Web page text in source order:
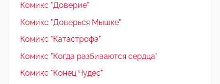
Комикс "Доверие"
Комикс "Доверься Мышке"
Комикс "Катастрофа"
Комикс "Когда разбиваются сердца"
Комикс "Конец Чудес"